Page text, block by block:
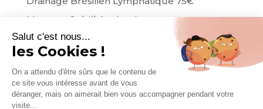
Salut c'est nous...
les Cookies !
On a attendu d'être sûrs que le contenu de
ce site vous intéresse avant de vous
déranger, mais on aimerait bien vous accompagner pendant votre
visite...
Massage Subtil Apaisant
Massage Evasion
© Delfizen –